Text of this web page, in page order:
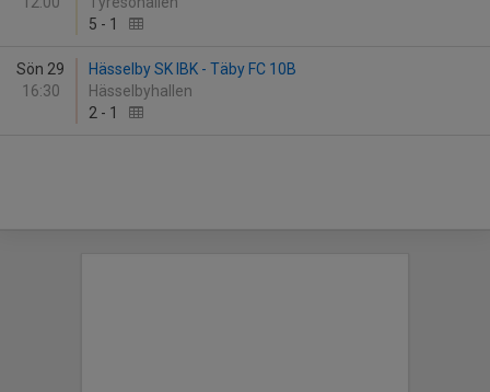
5 - 1
Sön 29
16:30
Hässelby SK IBK - Täby FC 10B
Hässelbyhallen
2 - 1